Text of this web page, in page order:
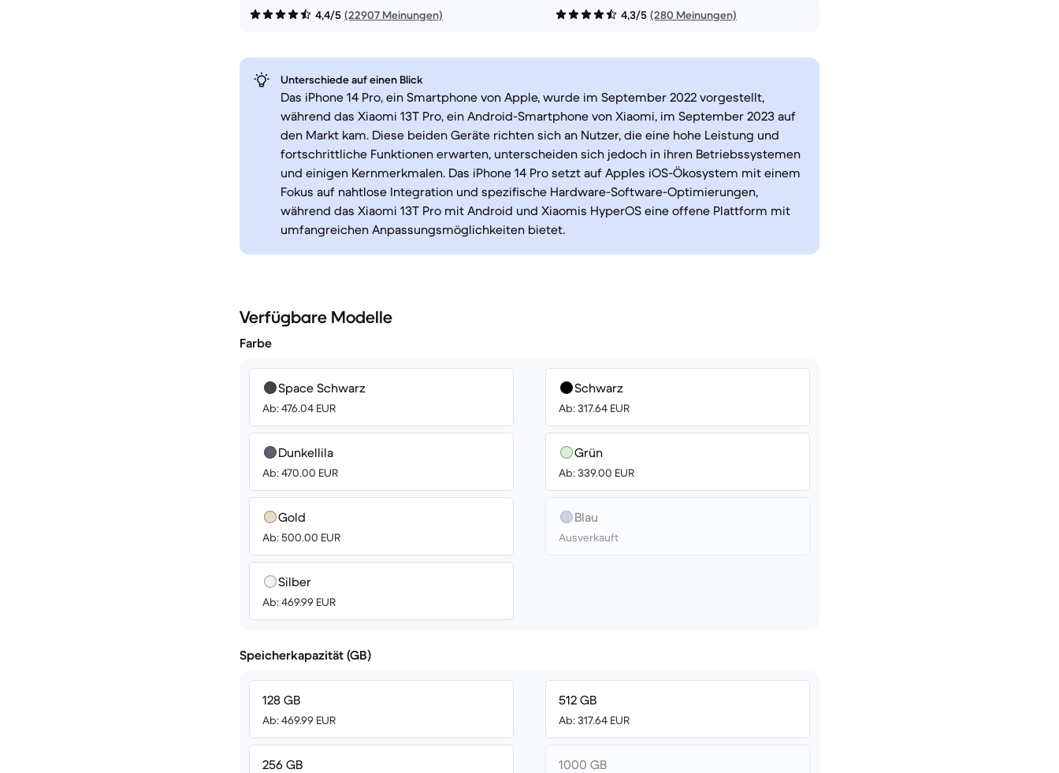
4,4/5 (22907 Meinungen) 4,3/5 (280 Meinungen)
Unterschiede auf einen Blick
Das iPhone 14 Pro, ein Smartphone von Apple, wurde im September 2022 vorgestellt,
während das Xiaomi 13T Pro, ein Android-Smartphone von Xiaomi, im September 2023 auf
den Markt kam. Diese beiden Geräte richten sich an Nutzer, die eine hohe Leistung und
fortschrittliche Funktionen erwarten, unterscheiden sich jedoch in ihren Betriebssystemen
und einigen Kernmerkmalen. Das iPhone 14 Pro setzt auf Apples iOS-Ökosystem mit einem
Fokus auf nahtlose Integration und spezifische Hardware-Software-Optimierungen,
während das Xiaomi 13T Pro mit Android und Xiaomis HyperOS eine offene Plattform mit
umfangreichen Anpassungsmöglichkeiten bietet.
Verfügbare Modelle
Farbe
Space Schwarz
Ab: 476.04 EUR
Dunkellila
Ab: 470.00 EUR
Gold
Ab: 500.00 EUR
Silber
Ab: 469.99 EUR
Schwarz
Ab: 317.64 EUR
Grün
Ab: 339.00 EUR
Blau
Ausverkauft
Speicherkapazität (GB)
128 GB
Ab: 469.99 EUR
256 GB
512 GB
Ab: 317.64 EUR
1000 GB